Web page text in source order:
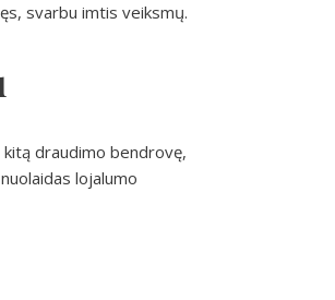
svarbu imtis veiksmų.
draudimo bendrovę,
lojalumo